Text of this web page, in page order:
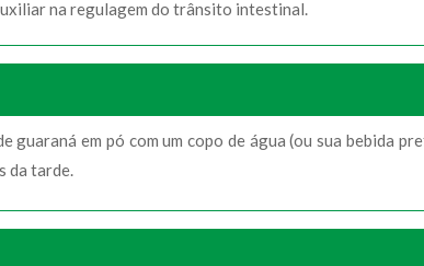
na regulagem do trânsito intestinal.
guaraná em pó com um copo de água (ou sua bebida
da tarde.